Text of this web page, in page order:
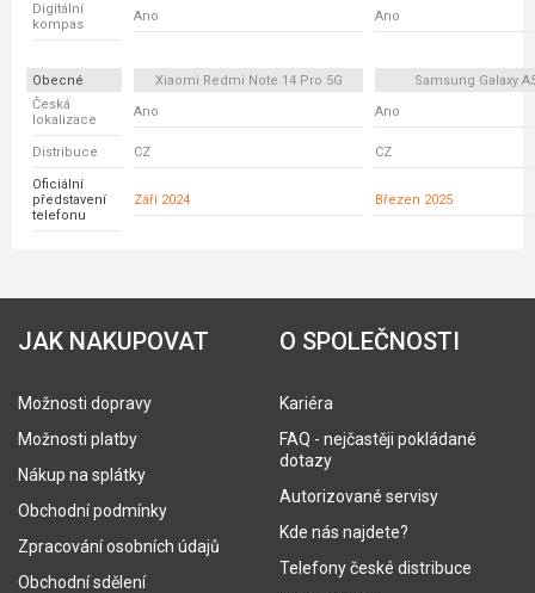
Digitální
kompas
Ano Ano
Obecné Xiaomi Redmi Note 14 Pro 5G
Samsung Galaxy
Česká
lokalizace
Ano Ano
Distribuce CZ CZ
Oficiální
představení
telefonu
Září 2024 Březen 2025
JAK NAKUPOVAT
Možnosti dopravy
Možnosti platby
Nákup na splátky
Obchodní podmínky
Zpracování osobních údajů
Obchodní sdělení
O SPOLEČNOSTI
Kariéra
FAQ - nejčastěji pokládané
dotazy
Autorizované servisy
Kde nás najdete?
Telefony české distribuce